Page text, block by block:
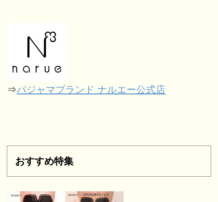
⇒パジャマブランド ナルエー公式店
おすすめ特集